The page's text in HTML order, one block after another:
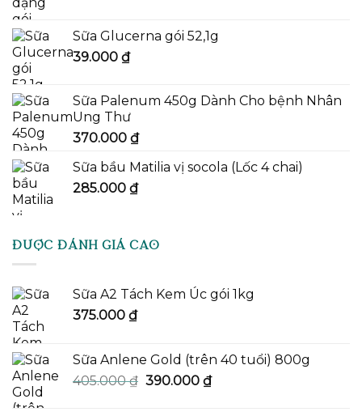
43.000 ₫.là:
Sữa Glucerna gói 52,1g
39.000 ₫
Sữa Palenum 450g Dành Cho bệnh Nhân
Ung Thư
370.000 ₫
Sữa bầu Matilia vị socola (Lốc 4 chai)
285.000 ₫
ĐƯỢC ĐÁNH GIÁ CAO
Sữa A2 Tách Kem Úc gói 1kg
375.000 ₫
Sữa Anlene Gold (trên 40 tuổi) 800g
405.000₫ Giá
390.000 ₫Giá